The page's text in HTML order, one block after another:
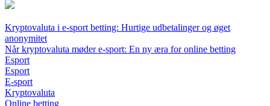
Kryptovaluta i e-sport betting: Hurtige udbetalinger og øget
anonymitet
Når kryptovaluta møder e-sport: En ny æra for online betting
Esport
Esport
E-sport
Kryptovaluta
Online betting